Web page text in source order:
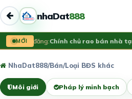
nhaDat888
MỚI
Vừa đăng:Chính chủ rao bán nhà tại
NhaDat888/Bán/Loại BĐS khác
Môi giới Pháp lý minh bạch